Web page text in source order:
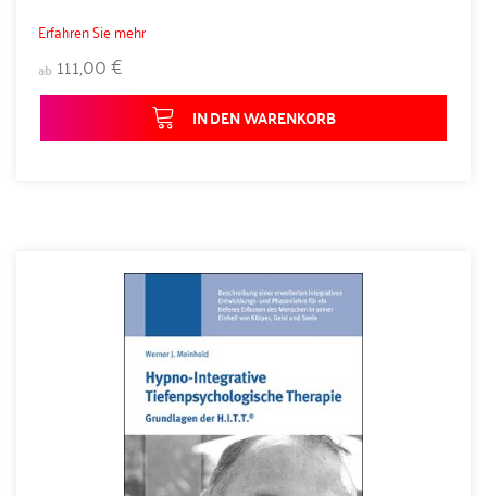
Erfahren Sie mehr
ab 111,00 €
IN DEN WARENKORB